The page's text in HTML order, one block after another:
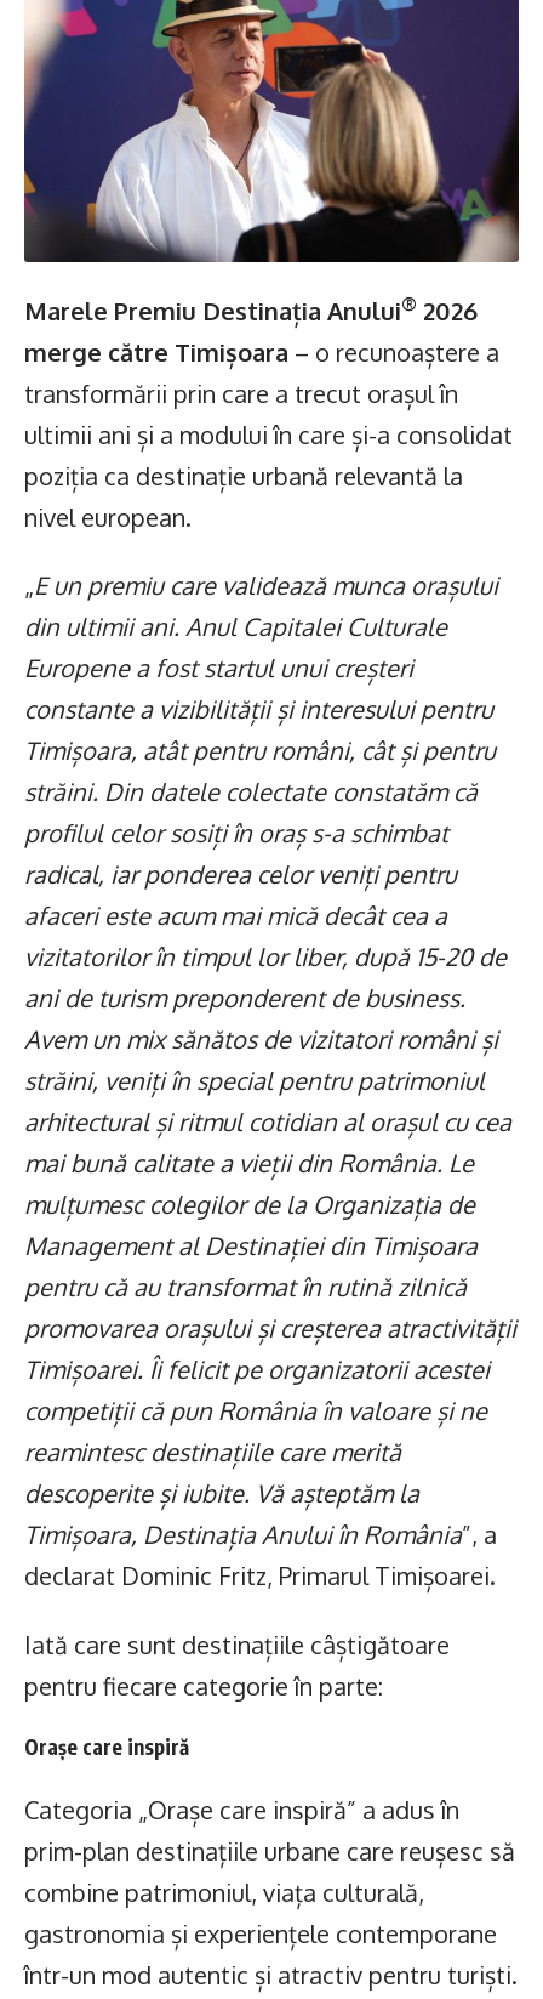
Marele Premiu Destinația Anului® 2026
merge către Timișoara – o recunoaștere a
transformării prin care a trecut orașul în
ultimii ani și a modului în care și-a consolidat
poziția ca destinație urbană relevantă la
nivel european.
„E un premiu care validează munca orașului
din ultimii ani. Anul Capitalei Culturale
Europene a fost startul unui creșteri
constante a vizibilității și interesului pentru
Timișoara, atât pentru români, cât și pentru
străini. Din datele colectate constatăm că
profilul celor sosiți în oraș s-a schimbat
radical, iar ponderea celor veniți pentru
afaceri este acum mai mică decât cea a
vizitatorilor în timpul lor liber, după 15-20 de
ani de turism preponderent de business.
Avem un mix sănătos de vizitatori români și
străini, veniți în special pentru patrimoniul
arhitectural și ritmul cotidian al orașul cu cea
mai bună calitate a vieții din România. Le
mulțumesc colegilor de la Organizația de
Management al Destinației din Timișoara
pentru că au transformat în rutină zilnică
promovarea orașului și creșterea atractivității
Timișoarei. Îi felicit pe organizatorii acestei
competiții că pun România în valoare și ne
reamintesc destinațiile care merită
descoperite și iubite. Vă așteptăm la
Timișoara, Destinația Anului în România”, a
declarat Dominic Fritz, Primarul Timișoarei.
Iată care sunt destinațiile câștigătoare
pentru fiecare categorie în parte:
Orașe care inspiră
Categoria „Orașe care inspiră” a adus în
prim-plan destinațiile urbane care reușesc să
combine patrimoniul, viața culturală,
gastronomia și experiențele contemporane
într-un mod autentic și atractiv pentru turiști.